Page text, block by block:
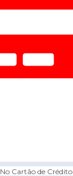
No Cartão de Crédito